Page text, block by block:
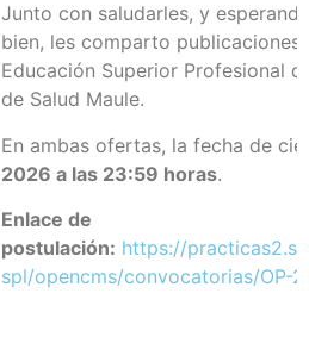
Junto con saludarles, y
bien, les comparto publicaciones
Educación Superior Profesional
de Salud Maule.
En ambas ofertas, la fecha de
2026 a las 23:59 horas.
Enlace de
postulación: https://
spl/opencms/convocatorias/OP-